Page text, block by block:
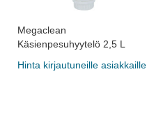
Megaclean
Käsienpesuhyytelö 2,5 L
Hinta kirjautuneille asiakkaille